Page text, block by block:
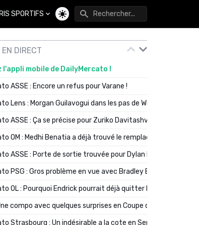
SPORTIFS
Changer de thème
DIRECT
l'appli mobile de DailyMercato !
ASSE : Encore un refus pour Varane !
Lens : Morgan Guilavogui dans les pas de Will Still ?
ASSE : Ça se précise pour Zuriko Davitashvili
OM : Medhi Benatia a déjà trouvé le remplaçant de Robinio
ASSE : Porte de sortie trouvée pour Dylan Batubinsika
PSG : Gros problème en vue avec Bradley Barcola ?
OL : Pourquoi Endrick pourrait déjà quitter Lyon en janvier
compo avec quelques surprises en Coupe de France
Strasbourg : Un indésirable a la cote en Serie A